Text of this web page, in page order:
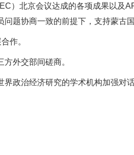
）北京会议达成的各项成果以及
题协商一致的前提下，支持蒙古国
作。
外交部间磋商。
界政治经济研究的学术机构加强对